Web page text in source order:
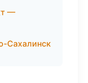
—
Сахалинск